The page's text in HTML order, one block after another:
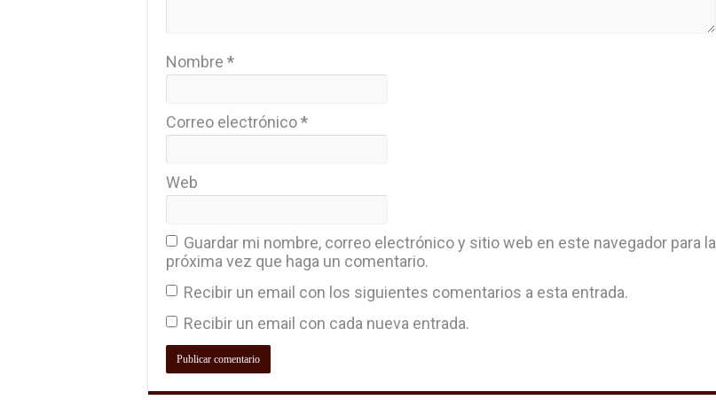
Nombre *
Correo electrónico*
Web
Guardar mi nombre, correo electrónico y sitio web en este navegador para la
próxima vez que haga un comentario.
Recibir un email con los siguientes comentarios a esta entrada.
Recibir un email con cada nueva entrada.